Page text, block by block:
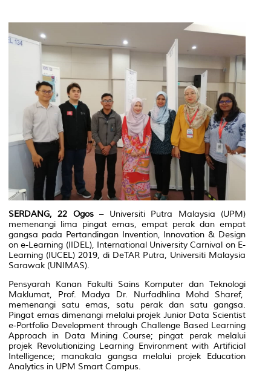
SERDANG, 22 Ogos– Universiti Putra Malaysia (UPM)
memenangi lima pingat emas, empat perak dan empat
gangsa pada Pertandingan Invention, Innovation & Design
on e-Learning (IIDEL), International University Carnival on E-
Learning (IUCEL) 2019, di DeTAR Putra, Universiti Malaysia
Sarawak (UNIMAS).
Pensyarah Kanan Fakulti Sains Komputer dan Teknologi
Maklumat, Prof. Madya Dr. Nurfadhlina Mohd Sharef,
memenangi satu emas, satu perak dan satu gangsa.
Pingat emas dimenangi melalui projek Junior Data Scientist
e-Portfolio Development through Challenge Based Learning
Approach in Data Mining Course; pingat perak melalui
projek Revolutionizing Learning Environment with Artificial
Intelligence; manakala gangsa melalui projek Education
Analytics in UPM Smart Campus.